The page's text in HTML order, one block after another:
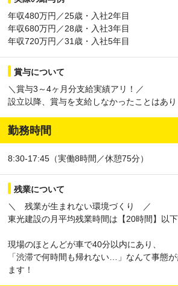
年収480万円／25歳・入社2年目
年収680万円／28歳・入社3年目
年収720万円／31歳・入社5年目
賞与について
＼賞与3～4ヶ月分支給実績アリ！／
設立以降、賞与を支給しなかったことはあり
勤務時間
8:30-17:45（実働8時間／休憩75分）
残業について
＼ 残業が生まれない環境づくり ／
東光建設の月平均残業時間は【20時間】以下
現場のほとんどが車で40分以内にあり、
「渋滞で何時間も帰れない…」なんて事態
ます！